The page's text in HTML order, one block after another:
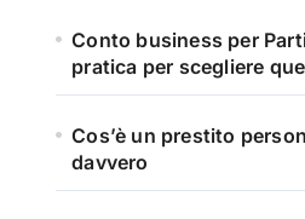
Conto business per
pratica per scegliere
Cos’è un prestito
davvero